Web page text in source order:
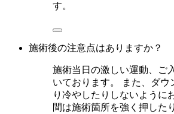
す。
施術後の注意点はありますか？
施術当日の激しい運動、ご
いております。 また、ダウ
り冷やしたりしないように
間は施術箇所を強く押した